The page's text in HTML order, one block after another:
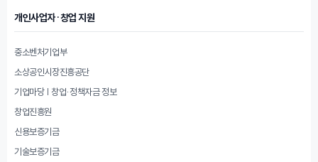
개인사업자·창업 지원
중소벤처기업부
소상공인시장진흥공단
기업마당 | 창업·정책자금 정보
창업진흥원
신용보증기금
기술보증기금